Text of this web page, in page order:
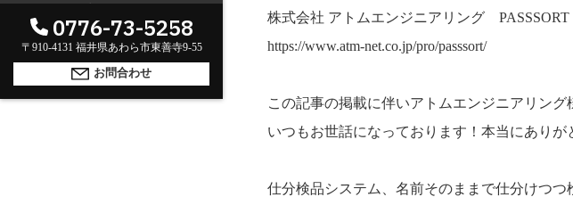
周辺施設のご案内
English
President greeting
Corporate philosophy
History
Private brand products
中文
公司概要
企业理念
零售业
0776-73-5258
〒910-4131 福井県あわら市東善寺9-55
お問合わせ
株式会社 アトムエンジニアリング PASSSORT
https://www.atm-net.co.jp/pro/passsort/
この記事の掲載に伴いアトムエンジニアリン
いつもお世話になっております！本当にありが
仕分検品システム、名前そのままで仕分けつ